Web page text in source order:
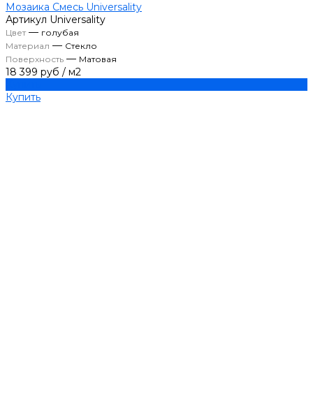
Мозаика Смесь Universality
Артикул Universality
Цвет— голубая
Материал — Стекло
Поверхность — Матовая
18 399 руб / м2
Купить